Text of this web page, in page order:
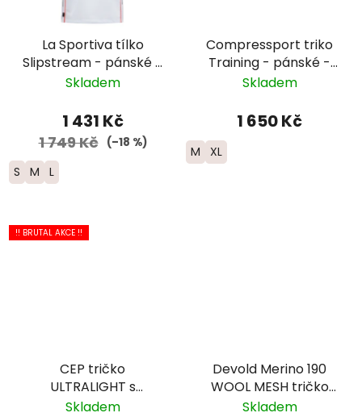
La Sportiva tílko
Slipstream - pánské -
bílá/černá
Skladem
1 431 Kč
1 749 Kč (–18 %)
S M L
Compressport triko
Training - pánské -
UTMB 2026 - černá
Skladem
1 650 Kč
M XL
!! BRUTAL AKCE !!
CEP tričko
ULTRALIGHT s
krátkým rukávem -
Skladem
Devold Merino 190
WOOL MESH tričko
dlouhý rukáv - pánské
Skladem